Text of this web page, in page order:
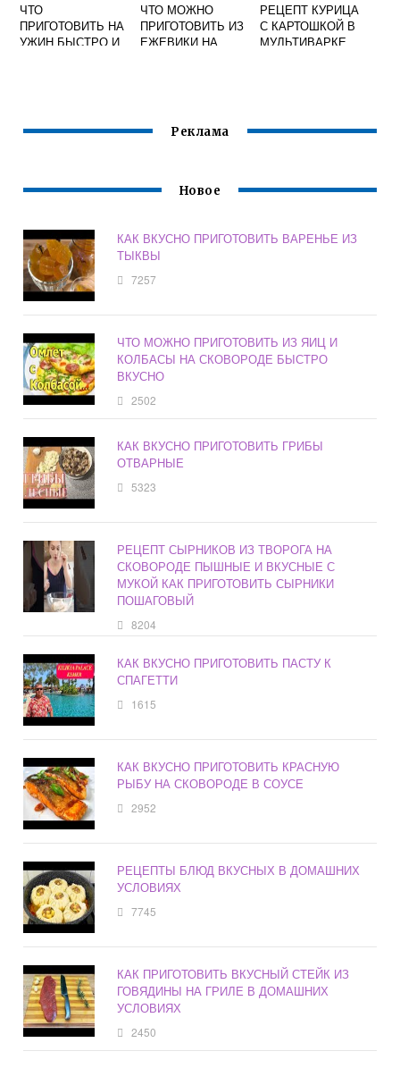
ЧТО
ПРИГОТОВИТЬ НА
УЖИН БЫСТРО И
ЧТО МОЖНО
ПРИГОТОВИТЬ ИЗ
ЕЖЕВИКИ НА
РЕЦЕПТ КУРИЦА
С КАРТОШКОЙ В
МУЛЬТИВАРКЕ
Реклама
Новое
КАК ВКУСНО ПРИГОТОВИТЬ ВАРЕНЬЕ ИЗ
ТЫКВЫ
7257
ЧТО МОЖНО ПРИГОТОВИТЬ ИЗ ЯИЦ И
КОЛБАСЫ НА СКОВОРОДЕ БЫСТРО
ВКУСНО
2502
КАК ВКУСНО ПРИГОТОВИТЬ ГРИБЫ
ОТВАРНЫЕ
5323
РЕЦЕПТ СЫРНИКОВ ИЗ ТВОРОГА НА
СКОВОРОДЕ ПЫШНЫЕ И ВКУСНЫЕ С
МУКОЙ КАК ПРИГОТОВИТЬ СЫРНИКИ
ПОШАГОВЫЙ
8204
КАК ВКУСНО ПРИГОТОВИТЬ ПАСТУ К
СПАГЕТТИ
1615
КАК ВКУСНО ПРИГОТОВИТЬ КРАСНУЮ
РЫБУ НА СКОВОРОДЕ В СОУСЕ
2952
РЕЦЕПТЫ БЛЮД ВКУСНЫХ В ДОМАШНИХ
УСЛОВИЯХ
7745
КАК ПРИГОТОВИТЬ ВКУСНЫЙ СТЕЙК ИЗ
ГОВЯДИНЫ НА ГРИЛЕ В ДОМАШНИХ
УСЛОВИЯХ
2450